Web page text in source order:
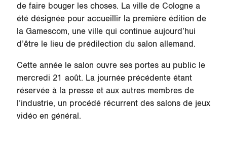
de faire bouger les choses. La ville de Cologne a
été désignée pour accueillir la première édition de
la Gamescom, une ville qui continue aujourd’hui
d’être le lieu de prédilection du salon allemand.
Cette année le salon ouvre ses portes au public le
mercredi 21 août. La journée précédente étant
réservée à la presse et aux autres membres de
l’industrie, un procédé récurrent des salons de jeux
vidéo en général.